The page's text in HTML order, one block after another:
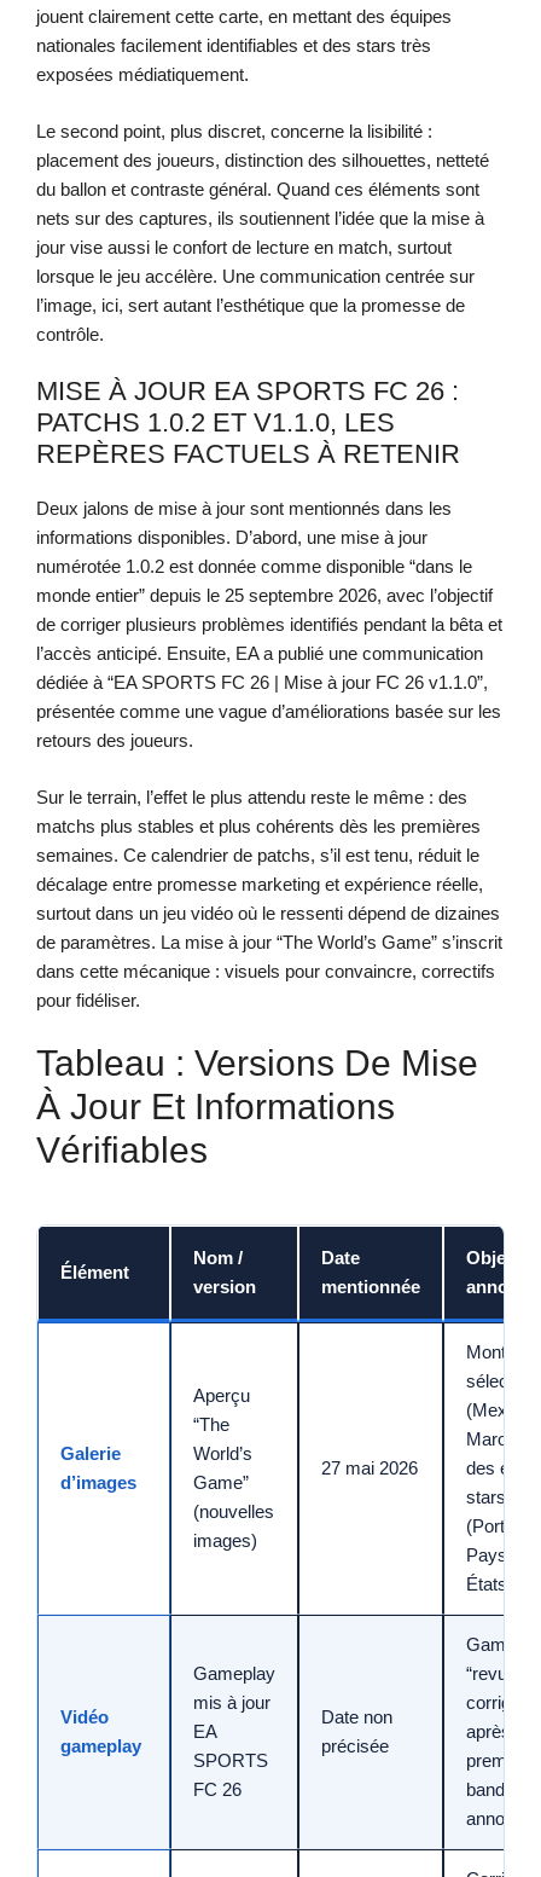
jouent clairement cette carte, en mettant des équipes
nationales facilement identifiables et des stars très
exposées médiatiquement.
Le second point, plus discret, concerne la lisibilité :
placement des joueurs, distinction des silhouettes, netteté
du ballon et contraste général. Quand ces éléments sont
nets sur des captures, ils soutiennent l’idée que la mise à
jour vise aussi le confort de lecture en match, surtout
lorsque le jeu accélère. Une communication centrée sur
l’image, ici, sert autant l’esthétique que la promesse de
contrôle.
MISE À JOUR EA SPORTS FC 26 :
PATCHS 1.0.2 ET V1.1.0, LES
REPÈRES FACTUELS À RETENIR
Deux jalons de mise à jour sont mentionnés dans les
informations disponibles. D’abord, une mise à jour
numérotée 1.0.2 est donnée comme disponible “dans le
monde entier” depuis le 25 septembre 2026, avec l’objectif
de corriger plusieurs problèmes identifiés pendant la bêta et
l’accès anticipé. Ensuite, EA a publié une communication
dédiée à “EA SPORTS FC 26 | Mise à jour FC 26 v1.1.0”,
présentée comme une vague d’améliorations basée sur les
retours des joueurs.
Sur le terrain, l’effet le plus attendu reste le même : des
matchs plus stables et plus cohérents dès les premières
semaines. Ce calendrier de patchs, s’il est tenu, réduit le
décalage entre promesse marketing et expérience réelle,
surtout dans un jeu vidéo où le ressenti dépend de dizaines
de paramètres. La mise à jour “The World’s Game” s’inscrit
dans cette mécanique : visuels pour convaincre, correctifs
pour fidéliser.
Tableau : Versions De Mise
À Jour Et Informations
Vérifiables
Élément
Nom /
version
Date
mentionnée
Objectif
annoncé
Galerie
d’images
Aperçu
“The
World’s
Game”
(nouvelles
images)
27 mai 2026
Montrer
Maroc) et
des
stars
(Portugal,
Pays-
États-
Vidéo
gameplay
Gameplay
mis à jour
EA
SPORTS
FC 26
Date non
précisée
“revu et
corrigé”
après la
première
bande-
annonce